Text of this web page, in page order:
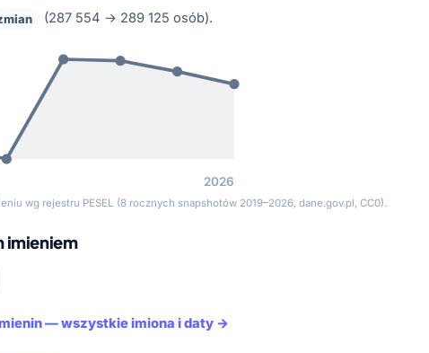
(287 554 → 289 125 osób).
2026
wg rejestru PESEL (8 rocznych snapshotów 2019–2026, dane.gov.pl, CC0).
imieniem
— wszystkie imiona i daty →